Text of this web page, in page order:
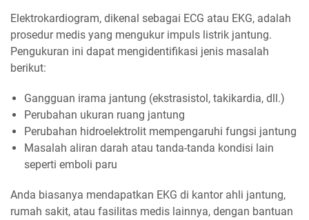
Elektrokardiogram, dikenal sebagai ECG atau EKG, adalah
prosedur medis yang mengukur impuls listrik jantung.
Pengukuran ini dapat mengidentifikasi jenis masalah
berikut:
Gangguan irama jantung (ekstrasistol, takikardia, dll.)
Perubahan ukuran ruang jantung
Perubahan hidroelektrolit mempengaruhi fungsi jantung
Masalah aliran darah atau tanda-tanda kondisi lain
seperti emboli paru
Anda biasanya mendapatkan EKG di kantor ahli jantung,
rumah sakit, atau fasilitas medis lainnya, dengan bantuan